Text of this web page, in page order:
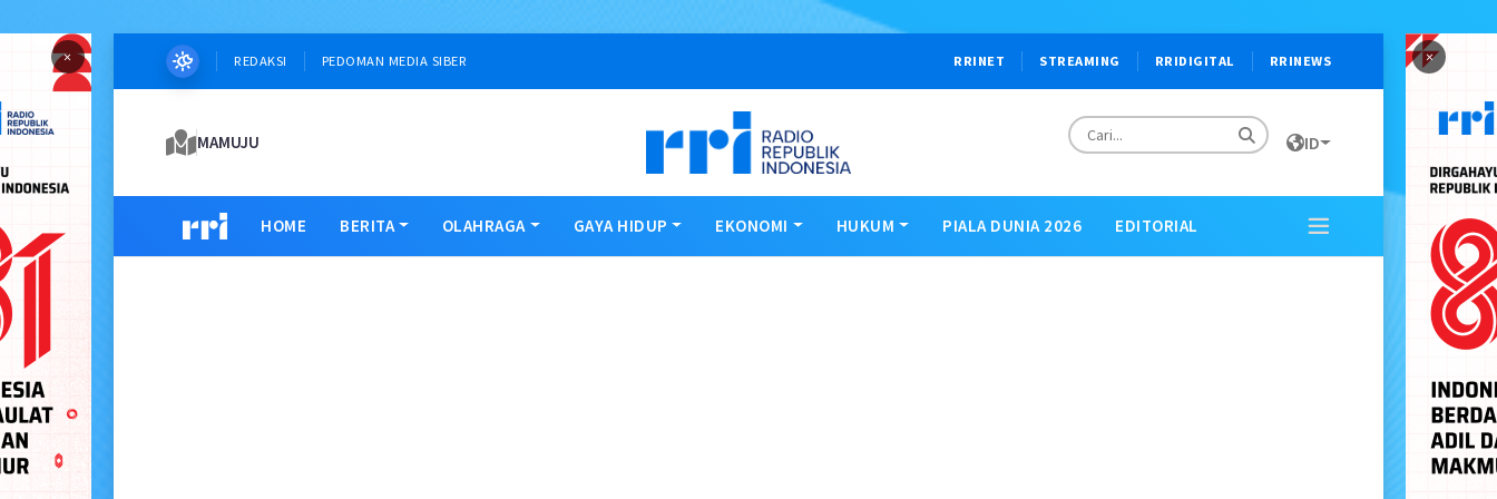
× ×
REDAKSI PEDOMAN MEDIA SIBER RRINET STREAMING RRIDIGITAL RRINEWS
MAMUJU ID
HOME BERITA OLAHRAGA GAYA HIDUP EKONOMI HUKUM PIALA DUNIA 2026 EDITORIAL